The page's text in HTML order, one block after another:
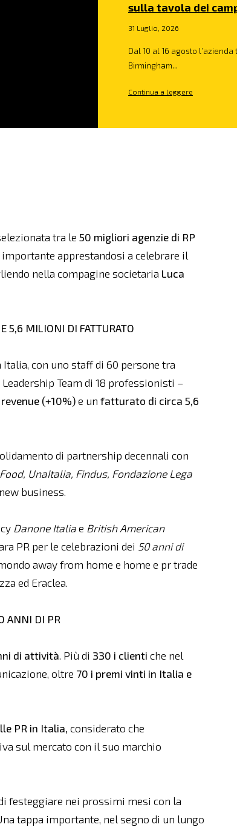
sulla tavola dei
31 Luglio, 2026
Dal 10 al 16 agosto
Birmingham...
Continua a leggere
tra le 50 migliori agenzie di RP
apprestandosi a celebrare il
nella compagine societaria Luca
5,6 MILIONI DI FATTURATO
con uno staff di 60 persone tra
Team di 18 professionisti –
(+10%)e unfatturato di circa 5,6
di partnership decennali con
UnaItalia, Findus, Fondazione Lega
business.
Danone Italiae British American
PR per le celebrazioni dei 50 anni di
away from home e home e pr trade
ed Eraclea.
ANNI DI PR
di attività. Più di 330 i clienti che nel
oltre 70 i premi vinti in Italia e
PR in Italia,considerato che
sul mercato con il suo marchio
festeggiare nei prossimi mesi con la
tappa importante, nel segno di un lungo